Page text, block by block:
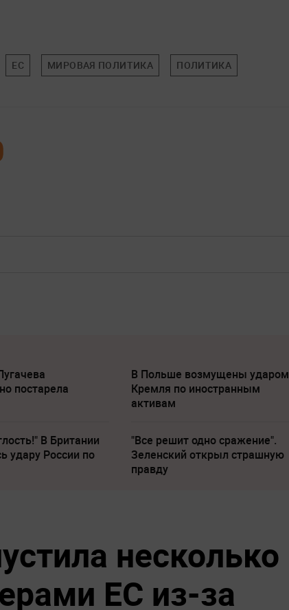
ЕС МИРОВАЯ ПОЛИТИКА ПОЛИТИКА
постарела
В Польше возмущены ударом
Кремля по иностранным
активам
В Британии
удару России по
"Все решит одно сражение".
Зеленский открыл страшную
правду
несколько
ЕС из-за